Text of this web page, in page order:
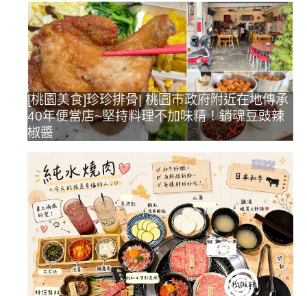
[桃園美食]珍珍排骨| 桃園市政府附近在地傳承
40年便當店~堅持料理不加味精！銷魂豆豉辣
椒醬